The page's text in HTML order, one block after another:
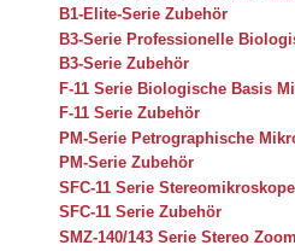
B1-Elite-Serie Zubehör
B3-Serie Professionelle
B3-Serie Zubehör
F-11 Serie Biologische Basis
F-11 Serie Zubehör
PM-Serie Petrographische
PM-Serie Zubehör
SFC-11 Serie Stereomikroskope
SFC-11 Serie Zubehör
SMZ-140/143 Serie Stereo